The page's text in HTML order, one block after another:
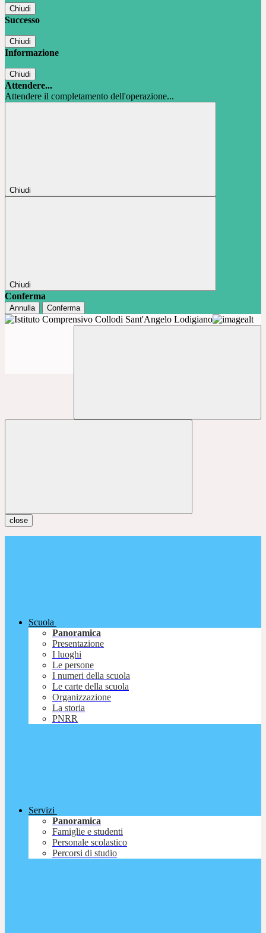
Chiudi
Successo
Chiudi
Informazione
Chiudi
Attendere...
Attendere il completamento dell'operazione...
Chiudi
Chiudi
Conferma
Annulla Conferma
close
Scuola
Panoramica
Presentazione
I luoghi
Le persone
I numeri della scuola
Le carte della scuola
Organizzazione
La storia
PNRR
Servizi
Panoramica
Famiglie e studenti
Personale scolastico
Percorsi di studio